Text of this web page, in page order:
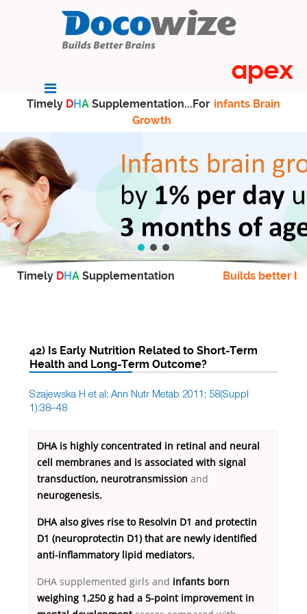
Timely DHA Supplementation...For infants Brain
Growth
Timely DHA Supplementation Builds better
42) Is Early Nutrition Related to Short-Term
Health and Long-Term Outcome?
Szajewska H et al; Ann Nutr Metab 2011; 58(Suppl
1):38–48
DHA is highly concentrated in retinal and neural
cell membranes and is associated with signal
transduction, neurotransmission and
neurogenesis.
DHA also gives rise to Resolvin D1 and protectin
D1 (neuroprotectin D1) that are newly identified
anti-inflammatory lipid mediators.
DHA supplemented girls and infants born
weighing 1,250 g had a 5-point improvement in